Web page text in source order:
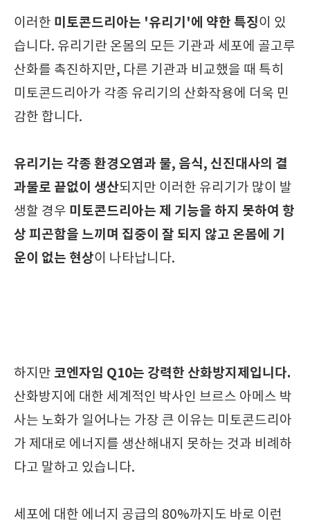
이러한 미토콘드리아는 '유리기'에 약한 특징이 있
습니다. 유리기란 온몸의 모든 기관과 세포에 골고루
산화를 촉진하지만, 다른 기관과 비교했을 때 특히
미토콘드리아가 각종 유리기의 산화작용에 더욱 민
감한 합니다.
유리기는 각종 환경오염과 물, 음식, 신진대사의 결
과물로 끝없이 생산되지만 이러한 유리기가 많이 발
생할 경우 미토콘드리아는 제 기능을 하지 못하여 항
상 피곤함을 느끼며 집중이 잘 되지 않고 온몸에 기
운이 없는 현상이 나타납니다.
하지만 코엔자임 Q10는 강력한 산화방지제입니다.
산화방지에 대한 세계적인 박사인 브르스 아메스 박
사는 노화가 일어나는 가장 큰 이유는 미토콘드리아
가 제대로 에너지를 생산해내지 못하는 것과 비례하
다고 말하고 있습니다.
세포에 대한 에너지 공급의 80%까지도 바로 이런